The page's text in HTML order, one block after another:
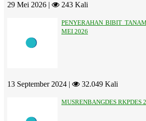
29 Mei 2026 | 243 Kali
PENYERAHAN BIBIT
MEI 2026
13 September 2024 | 32.049 Kali
MUSRENBANGDES RKPDES